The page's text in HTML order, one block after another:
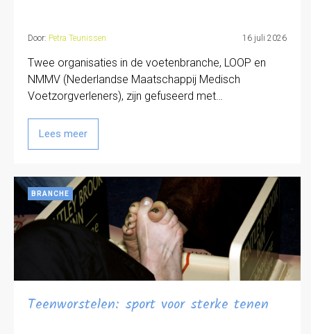
Door: Petra Teunissen 16 juli 2026
Twee organisaties in de voetenbranche, LOOP en
NMMV (Nederlandse Maatschappij Medisch
Voetzorgverleners), zijn gefuseerd met…
Lees meer
BRANCHE
Teenworstelen: sport voor sterke tenen